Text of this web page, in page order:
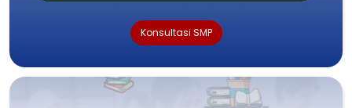
Konsultasi SMP